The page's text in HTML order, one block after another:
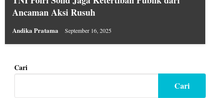
Ancaman Aksi Rusuh
Andika Pratama September 16, 2025
Cari
Cari